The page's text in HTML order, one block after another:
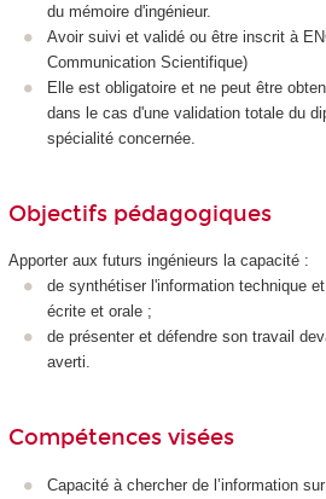
du mémoire d'ingénieur.
Avoir suivi et validé ou être inscrit à
Communication Scientifique)
Elle est obligatoire et ne peut être
dans le cas d'une validation totale du
spécialité concernée.
Objectifs pédagogiques
Apporter aux futurs ingénieurs la capacité :
de synthétiser l'information technique
écrite et orale ;
de présenter et défendre son travail
averti.
Compétences visées
Capacité à chercher de l’information